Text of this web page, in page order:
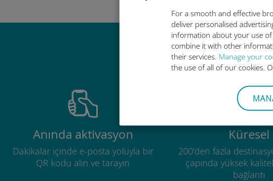
For a smooth and effective
deliver personalised
information about your use
combine it with other
their services. Manage your
the use of all of our cookies.
Ubigi
Anında aktivasyon
Dakikalar içinde e-posta yoluyla bir
QR kodu alın ve tarayın
Küresel
200'den fazla
çapında yüksek
bağlantı